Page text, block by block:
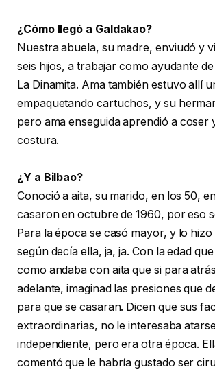
¿Cómo llegó a Galdakao?
Nuestra abuela, su madre, enviudó y
seis hijos, a trabajar como ayudante
La Dinamita. Ama también estuvo allí
empaquetando cartuchos, y su
pero ama enseguida aprendió a coser
costura.
¿Y a Bilbao?
Conoció a aita, su marido, en los 50,
casaron en octubre de 1960, por eso
Para la época se casó mayor, y lo hizo
según decía ella, ja, ja. Con la edad
como andaba con aita que si para
adelante, imaginad las presiones que
para que se casaran. Dicen que sus
extraordinarias, no le interesaba
independiente, pero era otra época.
comentó que le habría gustado ser